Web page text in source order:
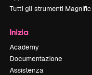
Tutti gli strumenti Magnific
Inizia
Academy
Documentazione
Assistenza